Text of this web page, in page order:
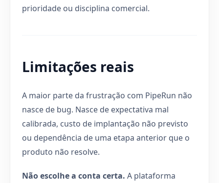
prioridade ou disciplina comercial.
Limitações reais
A maior parte da frustração com PipeRun não
nasce de bug. Nasce de expectativa mal
calibrada, custo de implantação não previsto
ou dependência de uma etapa anterior que o
produto não resolve.
Não escolhe a conta certa. A plataforma